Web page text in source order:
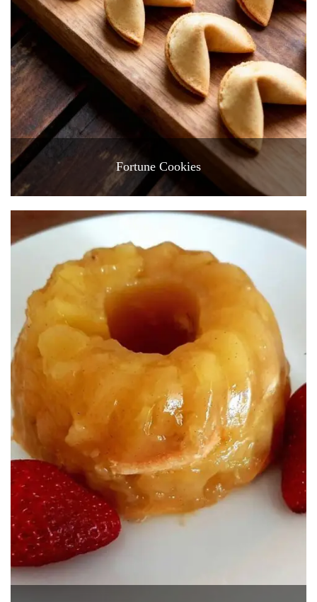
Fortune Cookies